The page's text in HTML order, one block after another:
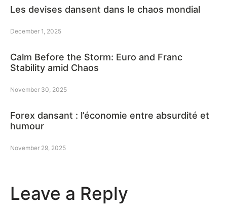
Les devises dansent dans le chaos mondial
December 1, 2025
Calm Before the Storm: Euro and Franc
Stability amid Chaos
November 30, 2025
Forex dansant : l’économie entre absurdité et
humour
November 29, 2025
Leave a Reply